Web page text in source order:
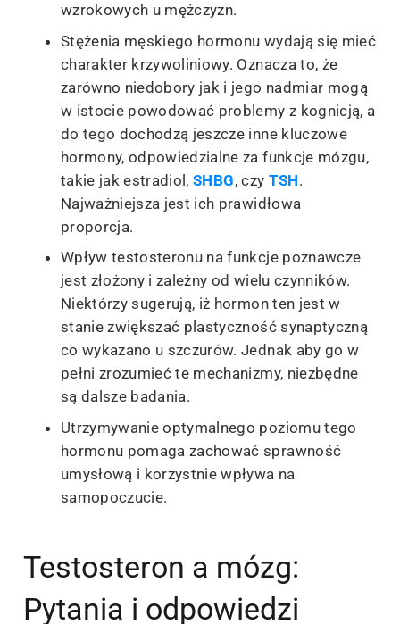
wzrokowych u mężczyzn.
Stężenia męskiego hormonu wydają się mieć
charakter krzywoliniowy. Oznacza to, że
zarówno niedobory jak i jego nadmiar mogą
w istocie powodować problemy z kognicją, a
do tego dochodzą jeszcze inne kluczowe
hormony, odpowiedzialne za funkcje mózgu,
takie jak estradiol,SHBG, czy TSH.
Najważniejsza jest ich prawidłowa
proporcja.
Wpływ testosteronu na funkcje poznawcze
jest złożony i zależny od wielu czynników.
Niektórzy sugerują, iż hormon ten jest w
stanie zwiększać plastyczność synaptyczną
co wykazano u szczurów. Jednak aby go w
pełni zrozumieć te mechanizmy, niezbędne
są dalsze badania.
Utrzymywanie optymalnego poziomu tego
hormonu pomaga zachować sprawność
umysłową i korzystnie wpływa na
samopoczucie.
Testosteron a mózg:
Pytania i odpowiedzi